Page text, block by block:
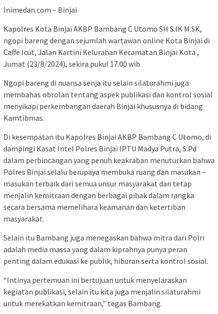
Inimedan.com – Binjai
Kapolres Kota Binjai AKBP Bambang C Utomo SH S.IK M.SK,
ngopi bareng dengan sejumlah wartawan online Kota Binjai di
Caffe Icut, Jalan Kartini Kelurahan Kecamatan Binjai Kota ,
Jumat (23/8/2024), sekira pukul 17.00 wib.
Ngopi bareng di nuansa senja itu selain silaturahmi juga
membahas obrolan tentang aspek publikasi dan kontrol sosial
menyikapi perkembangan daerah Binjai khususnya di bidang
Kamtibmas.
Di kesempatan itu Kapolres Binjai AKBP Bambang C Utomo, di
dampingi Kasat Intel Polres Binjai IPTU Madya Putra, S.Pd
dalam perbincangan yang penuh keakraban menuturkan bahwa
Polres Binjai selalu berupaya membuka ruang dan masukan –
masukan terbaik dari semua unsur masyarakat dan tetap
menjalin kemitraan dengan berbagai pihak dalam rangka
secara bersama memelihara keamanan dan ketertiban
masyarakat.
Selain itu Bambang juga menegaskan bahwa mitra dari Polri
adalah media massa yang dalam kiprahnya punya peran
penting dalam edukasi ke publik, hiburan serta kontrol sosial.
“Intinya pertemuan ini bertujuan untuk menyelaraskan
kegiatan publikasi, selain itu kita juga menjalin silaturahmi
untuk merekatkan kemitraan,” tegas Bambang.